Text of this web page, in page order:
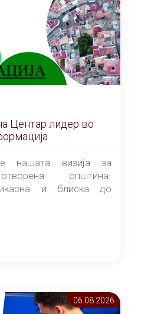
Центар лидер во
е нашата визија за
општина-
и блиска до
06.08 2026